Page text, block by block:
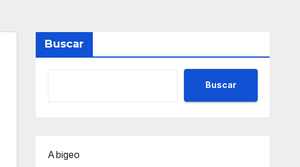
Buscar
Buscar
Abigeo